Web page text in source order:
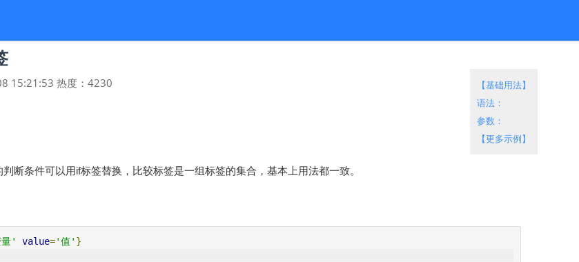
15:21:53 热度： 4230
断条件可以用if标签替换，比较标签是一组标签的集合，基本上用法都一致。
' value='值' }
【基础用法】
语法：
参数：
【更多示例】